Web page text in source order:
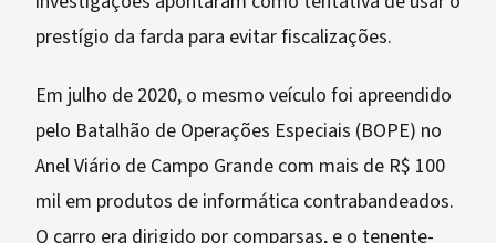
prestígio da farda para evitar fiscalizações.
Em julho de 2020, o mesmo veículo foi apreendido
pelo Batalhão de Operações Especiais (BOPE) no
Anel Viário de Campo Grande com mais de R$ 100
mil em produtos de informática contrabandeados.
O carro era dirigido por comparsas, e o tenente-